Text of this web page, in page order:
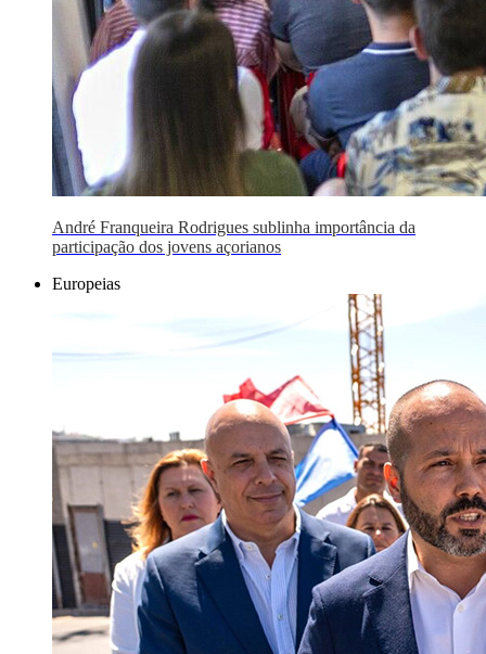
André Franqueira Rodrigues sublinha importância da
participação dos jovens açorianos
Europeias